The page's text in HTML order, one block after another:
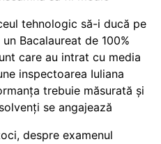
tehnologic să-i ducă pe
Bacalaureat de 100%
care au intrat cu media
inspectoarea Iuliana
trebuie măsurată și
se angajează
despre examenul